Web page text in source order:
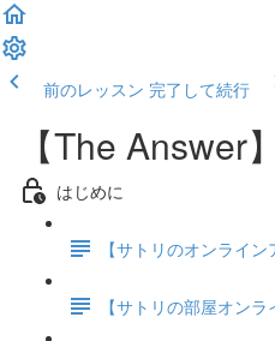
前のレッスン 完了して続行
【The Answer
はじめに
【サトリのオンライ
【サトリの部屋オン